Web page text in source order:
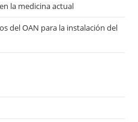
la medicina actual
del OAN para la instalación del